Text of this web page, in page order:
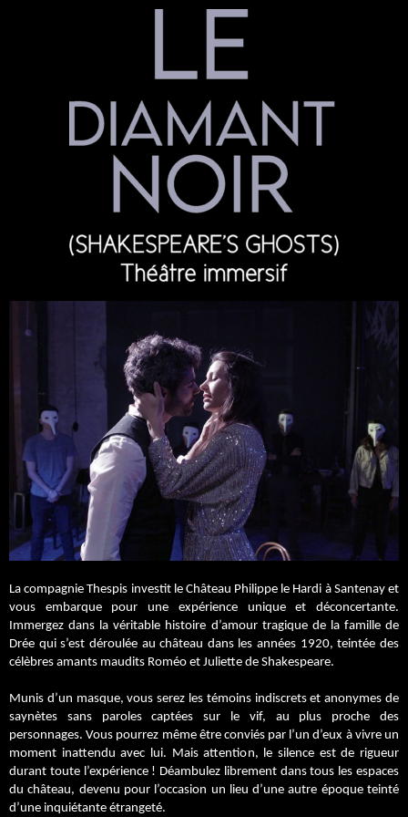
La compagnie Thespis investit le Château Philippe le Hardi à Santenay et
vous embarque pour une expérience unique et déconcertante.
Immergez dans la véritable histoire d’amour tragique de la famille de
Drée qui s’est déroulée au château dans les années 1920, teintée des
célèbres amants maudits Roméo et Juliette de Shakespeare.
Munis d’un masque, vous serez les témoins indiscrets et anonymes de
saynètes sans paroles captées sur le vif, au plus proche des
personnages. Vous pourrez même être conviés par l’un d’eux à vivre un
moment inattendu avec lui. Mais attention, le silence est de rigueur
durant toute l’expérience ! Déambulez librement dans tous les espaces
du château, devenu pour l’occasion un lieu d’une autre époque teinté
d’une inquiétante étrangeté.